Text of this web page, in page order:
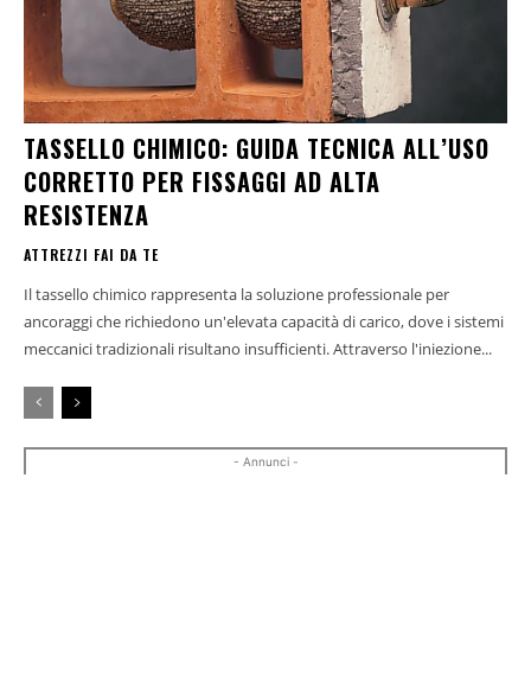
TASSELLO CHIMICO: GUIDA TECNICA ALL’USO
CORRETTO PER FISSAGGI AD ALTA
RESISTENZA
ATTREZZI FAI DA TE
Il tassello chimico rappresenta la soluzione professionale per
ancoraggi che richiedono un'elevata capacità di carico, dove i sistemi
meccanici tradizionali risultano insufficienti. Attraverso l'iniezione...
- Annunci -